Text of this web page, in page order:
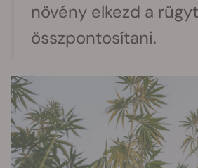
növény elkezd a
összpontosítani.